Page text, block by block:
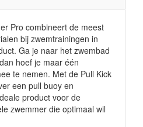
Pro combineert de meest
bij zwemtrainingen in
Ga je naar het zwembad
hoef je maar één
te nemen. Met de Pull Kick
een pull buoy en
product voor de
zwemmer die optimaal wil